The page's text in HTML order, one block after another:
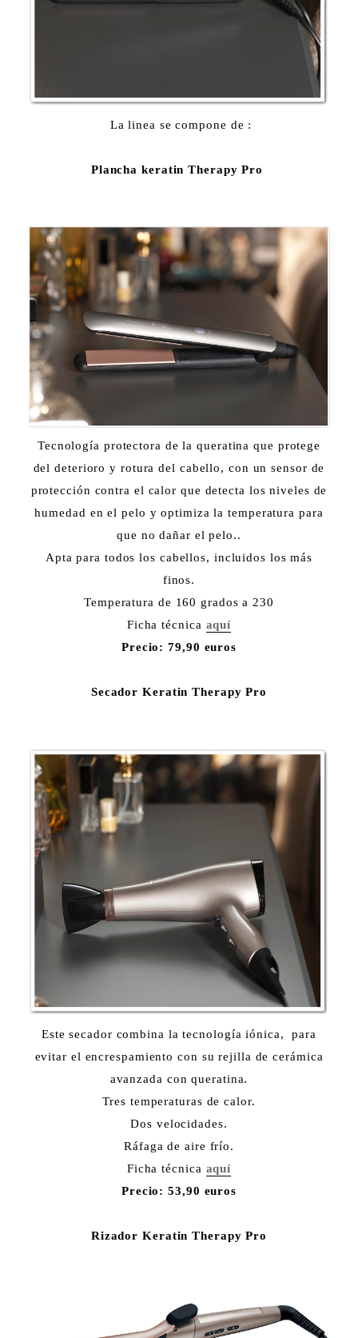
La linea se compone de :
Plancha keratin Therapy Pro
Tecnología protectora de la queratina que protege
del deterioro y rotura del cabello, con un sensor de
protección contra el calor que detecta los niveles de
humedad en el pelo y optimiza la temperatura para
que no dañar el pelo..
Apta para todos los cabellos, incluidos los más
finos.
Temperatura de 160 grados a 230
Ficha técnica aquí
Precio: 79,90 euros
Secador Keratin Therapy Pro
Este secador combina la tecnología iónica, para
evitar el encrespamiento con su rejilla de cerámica
avanzada con queratina.
Tres temperaturas de calor.
Dos velocidades.
Ráfaga de aire frío.
Ficha técnica aquí
Precio: 53,90 euros
Rizador Keratin Therapy Pro